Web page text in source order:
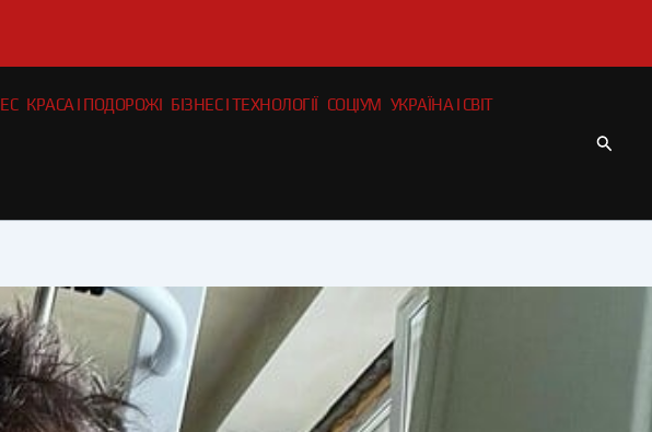
КРАСА І ПОДОРОЖІ БІЗНЕС І ТЕХНОЛОГІЇ СОЦІУМ УКРАЇНА І СВІТ